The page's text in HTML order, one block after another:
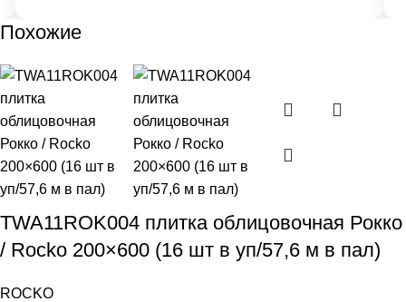
Похожие
TWA11ROK004 плитка облицовочная Рокко
/ Rocko 200×600 (16 шт в уп/57,6 м в пал)
ROCKO